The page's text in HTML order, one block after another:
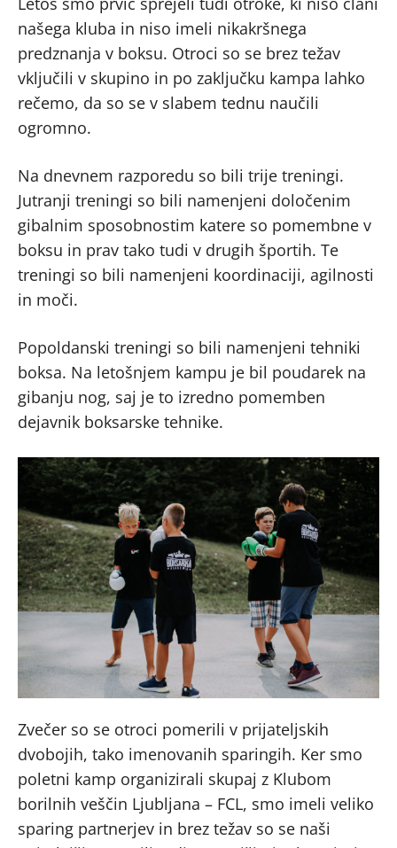
našega kluba in niso imeli nikakršnega
predznanja v boksu. Otroci so se brez težav
vključili v skupino in po zaključku kampa lahko
rečemo, da so se v slabem tednu naučili
ogromno.
Na dnevnem razporedu so bili trije treningi.
Jutranji treningi so bili namenjeni določenim
gibalnim sposobnostim katere so pomembne v
boksu in prav tako tudi v drugih športih. Te
treningi so bili namenjeni koordinaciji, agilnosti
in moči.
Popoldanski treningi so bili namenjeni tehniki
boksa. Na letošnjem kampu je bil poudarek na
gibanju nog, saj je to izredno pomemben
dejavnik boksarske tehnike.
Zvečer so se otroci pomerili v prijateljskih
dvobojih, tako imenovanih sparingih. Ker smo
poletni kamp organizirali skupaj z Klubom
borilnih veščin Ljubljana – FCL, smo imeli veliko
sparing partnerjev in brez težav so se naši